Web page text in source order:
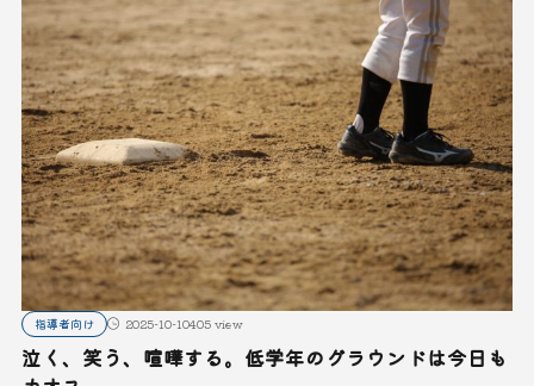
指導者向け 2025-10-10405 view
泣く、笑う、喧嘩する。低学年のグラウンドは今日も